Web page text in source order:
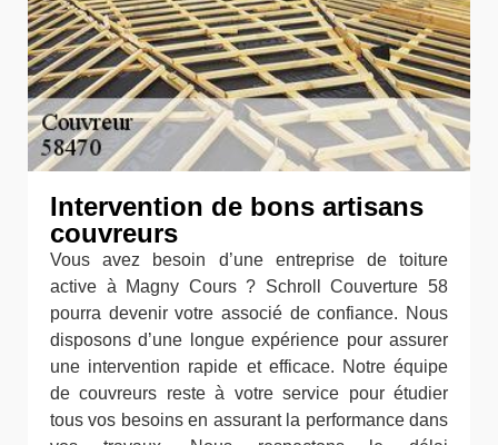
Intervention de bons artisans
couvreurs
Vous avez besoin d’une entreprise de toiture
active à Magny Cours ? Schroll Couverture 58
pourra devenir votre associé de confiance. Nous
disposons d’une longue expérience pour assurer
une intervention rapide et efficace. Notre équipe
de couvreurs reste à votre service pour étudier
tous vos besoins en assurant la performance dans